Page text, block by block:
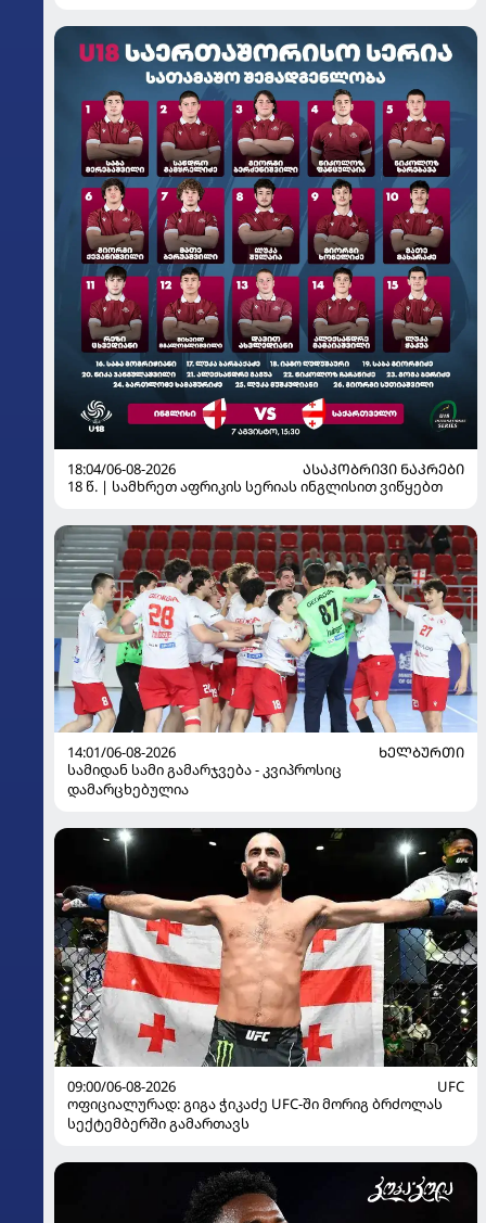
18:04/06-08-2026
ᲐᲡᲐᲙᲝᲑᲠᲘᲕᲘ ᲜᲐᲙᲠᲔᲑᲘ
18 წ. | სამხრეთ აფრიკის სერიას ინგლისით ვიწყებთ
14:01/06-08-2026
ᲮᲔᲚᲑᲣᲠᲗᲘ
სამიდან სამი გამარჯვება - კვიპროსიც
დამარცხებულია
09:00/06-08-2026
UFC
ოფიციალურად: გიგა ჭიკაძე UFC-ში მორიგ ბრძოლას
სექტემბერში გამართავს